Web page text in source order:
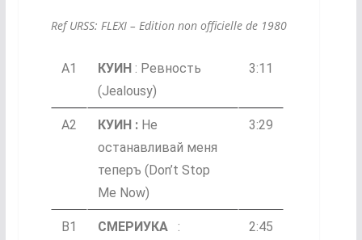
Ref URSS: FLEXI – Edition non officielle de 1980
A1 КУИН: Ревность
(Jealousy)
3:11
A2 КУИН :Не
останавливай меня
теперъ (Don’t Stop
Me Now)
3:29
B1 СМЕРИУКА:
2:45